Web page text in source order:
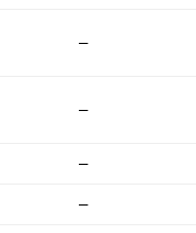
–
–
–
–